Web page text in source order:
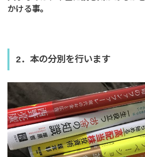
かける事。
2．本の分別を行います